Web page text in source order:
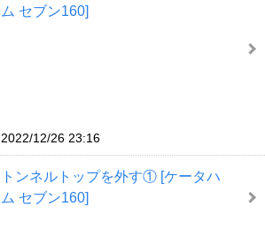
ム セブン160]
2022/12/26 23:16
トンネルトップを外す① [ケータハ
ム セブン160]